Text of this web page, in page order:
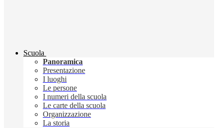
Scuola
Panoramica
Presentazione
I luoghi
Le persone
I numeri della scuola
Le carte della scuola
Organizzazione
La storia